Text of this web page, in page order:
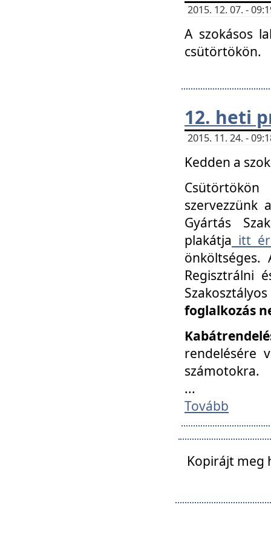
2015. 12. 07. -
A szokásos
csütörtökön.
12. heti
2015. 11. 24. -
Kedden a
szervezzünk
Gyártás
plakátja itt
Regisztrálni
foglalkozás
rendelésére
számotokra.
...
Tovább
Kopirájt meg